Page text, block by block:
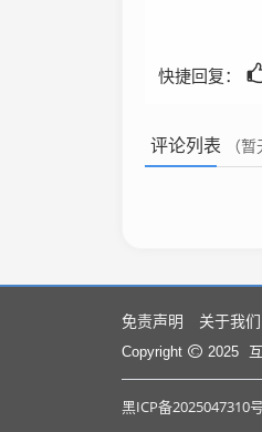
快捷回复：
评论列表 （暂
免责声明 关于我们
Copyright 2025
黑ICP备2025047310